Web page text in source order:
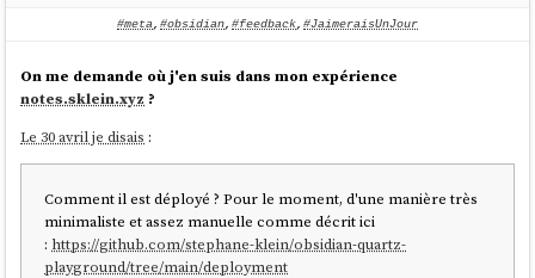
#meta, #obsidian, #feedback, #JaimeraisUnJour
On me demande où j'en suis dans mon expérience
notes.sklein.xyz ?
Le 30 avril je disais :
Comment il est déployé ? Pour le moment, d'une manière très
minimaliste et assez manuelle comme décrit ici
: https://github.com/stephane-klein/obsidian-quartz-
playground/tree/main/deployment